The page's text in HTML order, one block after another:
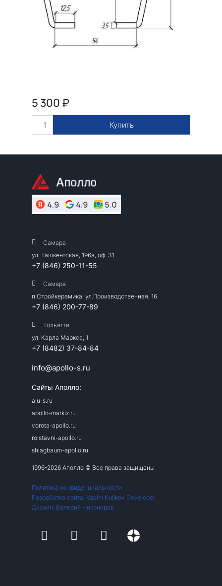
5 300 ₽
Купить
Самара
ул. Ташкентская, 196а, оф. 31
+7 (846) 250-11-55
Самара
п.Стройкерамика, ул.Производственная, 16
+7 (846) 200-77-89
Тольятти
ул. Карла Маркса, 1
+7 (8482) 37-84-84
info@apollo-s.ru
Сайты Аполло:
alu-s.ru
apollo-markiz.ru
vorota-apollo.ru
rolstavni-apollo.ru
shlagbaum-apollo.ru
1996-2026 Аполло © Все права защищены
Политика конфиденциальности
Разработка сайта: Vadim Kulikov Developer
Дизайн: Валерий Никоноров